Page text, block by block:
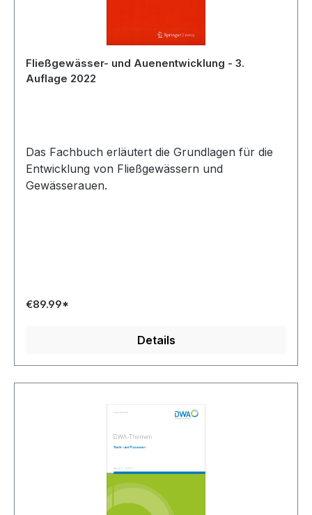
Fließgewässer- und Auenentwicklung - 3.
Auflage 2022
Das Fachbuch erläutert die Grundlagen für die
Entwicklung von Fließgewässern und
Gewässerauen.
€89.99*
Details